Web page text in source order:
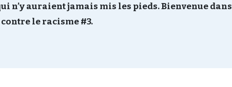
n’y auraient jamais mis les pieds. Bienvenue dans
le racisme #3.